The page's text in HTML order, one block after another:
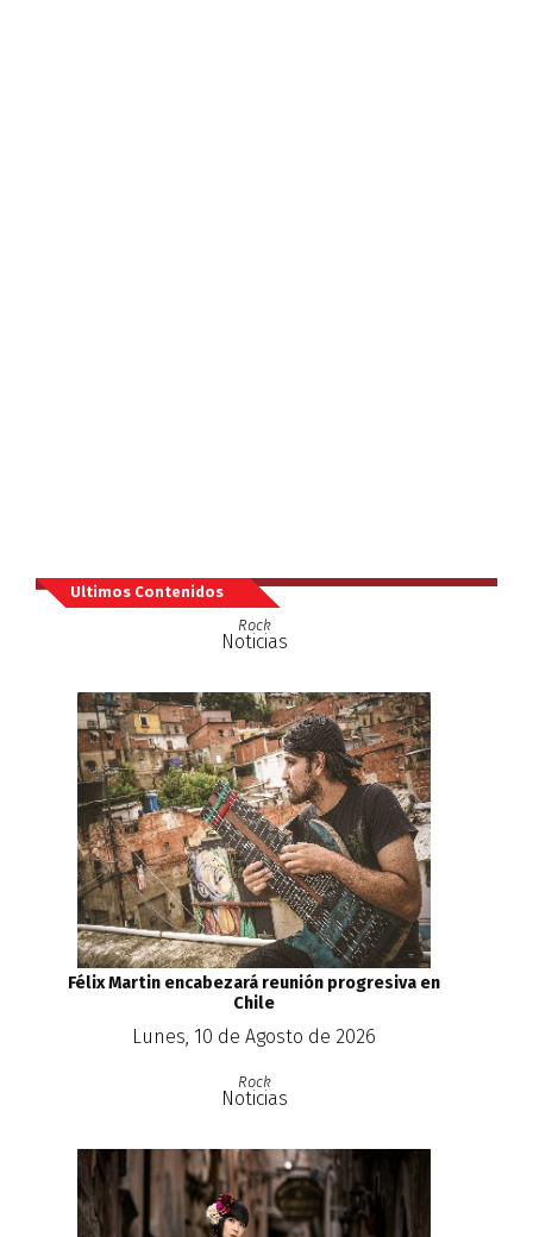
Ultimos Contenidos
Rock
Noticias
Félix Martin encabezará reunión progresiva en
Chile
Lunes, 10 de Agosto de 2026
Rock
Noticias